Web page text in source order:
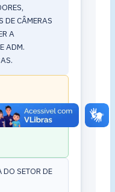
DE CÂMERAS
A
ADM.
DO SETOR DE